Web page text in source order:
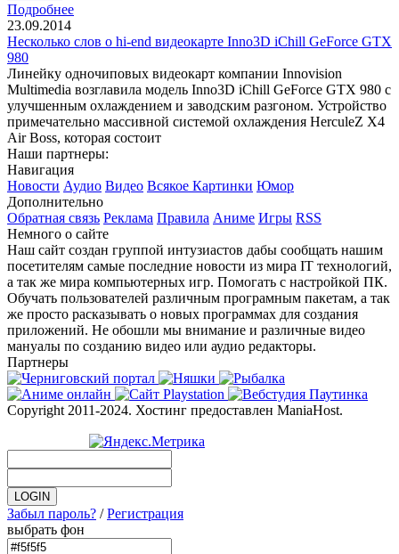
Подробнее
23.09.2014
Несколько слов о hi-end видеокарте Inno3D iChill GeForce GTX
980
Линейку одночиповых видеокарт компании Innovision
Multimedia возглавила модель Inno3D iChill GeForce GTX 980 с
улучшенным охлаждением и заводским разгоном. Устройство
примечательно массивной системой охлаждения HerculeZ X4
Air Boss, которая состоит
Наши партнеры:
Навигация
Новости Аудио Видео Всякое Картинки Юмор
Дополнительно
Обратная связь Реклама Правила Аниме Игры RSS
Немного о сайте
Наш сайт создан группой интузиастов дабы сообщать нашим
посетителям самые последние новости из мира IT технологий,
а так же мира компьютерных игр. Помогать с настройкой ПК.
Обучать пользователей различным програмным пакетам, а так
же просто расказывать о новых программах для создания
приложений. Не обошли мы внимание и различные видео
мануалы по созданию видео или аудио редакторы.
Партнеры
Copyright 2011-2024. Хостинг предоставлен ManiaHost.
Забыл пароль? /Регистрация
выбрать фон